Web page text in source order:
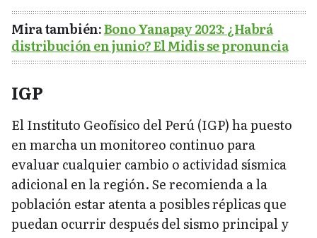
Mira también:Bono Yanapay 2023: ¿Habrá
distribución en junio? El Midis se pronuncia
IGP
El Instituto Geofísico del Perú (IGP) ha puesto
en marcha un monitoreo continuo para
evaluar cualquier cambio o actividad sísmica
adicional en la región. Se recomienda a la
población estar atenta a posibles réplicas que
puedan ocurrir después del sismo principal y